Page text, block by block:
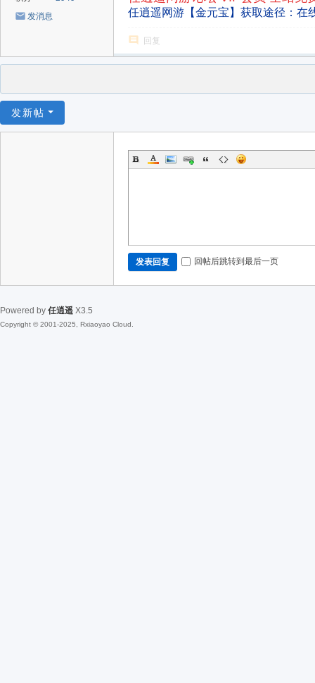
发消息
任逍遥网游【金元宝】获取途径：在
回复
发新帖
发表回复 回帖后跳转到最后一页
Powered by 任逍遥 X3.5
Copyright © 2001-2025, Rxiaoyao Cloud.